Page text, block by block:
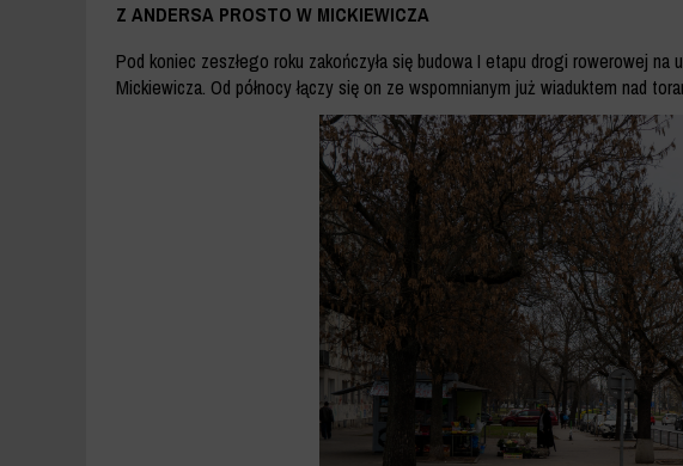
Z ANDERSA PROSTO W MICKIEWICZA
Pod koniec zeszłego roku zakończyła się budowa I etapu drogi rowerowej
Mickiewicza. Od północy łączy się on ze wspomnianym już wiaduktem nad